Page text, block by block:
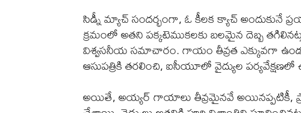
సిడ్నీ మ్యాచ్ సందర్భంగా, ఓ కీలక క్యాచ్
క్రమంలో అతని పక్కటెముకలకు బలమైన దెబ్బ
విశ్వసనీయ సమాచారం. గాయం తీవ్రత ఎక్కువగా
ఆసుపత్రికి తరలించి, ఐసీయూలో వైద్యుల
అయితే, అయ్యర్ గాయాలు తీవ్రమైనవే అయినప్పటికీ,